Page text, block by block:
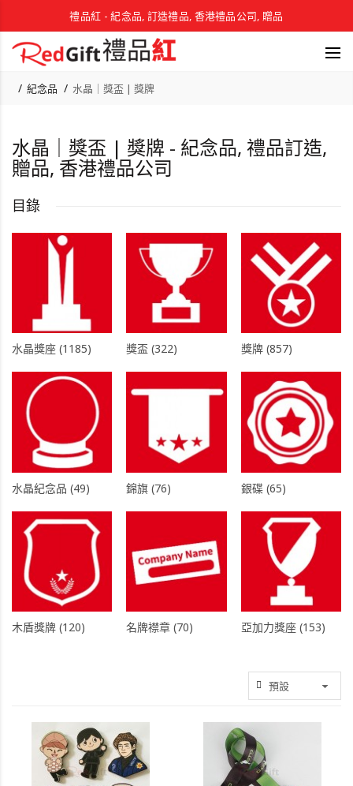
禮品紅 - 紀念品, 訂造禮品, 香港禮品公司, 贈品
紀念品 水晶｜獎盃 | 獎牌
水晶｜獎盃 | 獎牌 - 紀念品, 禮品訂造,
贈品, 香港禮品公司
目錄
水晶獎座 (1185) 獎盃 (322) 獎牌 (857)
水晶紀念品 (49) 錦旗 (76) 銀碟 (65)
木盾獎牌 (120) 名牌襟章 (70) 亞加力獎座 (153)